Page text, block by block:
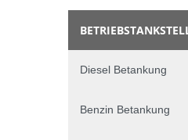
Diesel Betankung
Benzin Betankung